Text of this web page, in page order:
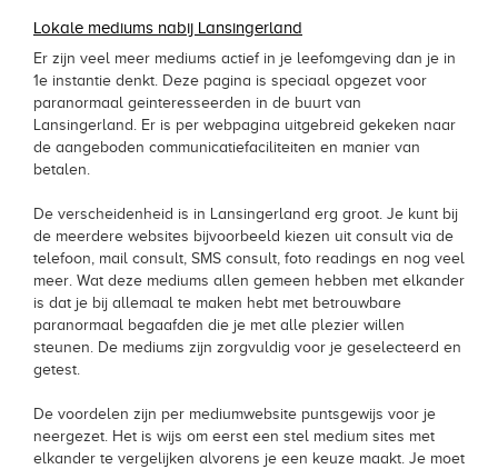
Lokale mediums nabij Lansingerland
Er zijn veel meer mediums actief in je leefomgeving dan je in
1e instantie denkt. Deze pagina is speciaal opgezet voor
paranormaal geinteresseerden in de buurt van
Lansingerland. Er is per webpagina uitgebreid gekeken naar
de aangeboden communicatiefaciliteiten en manier van
betalen.
De verscheidenheid is in Lansingerland erg groot. Je kunt bij
de meerdere websites bijvoorbeeld kiezen uit consult via de
telefoon, mail consult, SMS consult, foto readings en nog veel
meer. Wat deze mediums allen gemeen hebben met elkander
is dat je bij allemaal te maken hebt met betrouwbare
paranormaal begaafden die je met alle plezier willen
steunen. De mediums zijn zorgvuldig voor je geselecteerd en
getest.
De voordelen zijn per mediumwebsite puntsgewijs voor je
neergezet. Het is wijs om eerst een stel medium sites met
elkander te vergelijken alvorens je een keuze maakt. Je moet